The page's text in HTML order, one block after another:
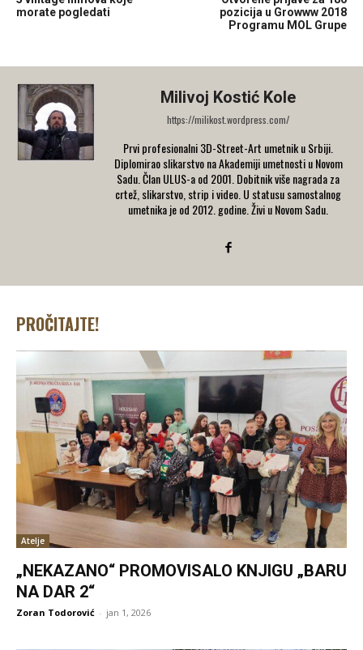
morate pogledati
pozicija u Growww 2018
Programu MOL Grupe
Milivoj Kostić Kole
https://milikost.wordpress.com/
Prvi profesionalni 3D-Street-Art umetnik u Srbiji.
Diplomirao slikarstvo na Akademiji umetnosti u Novom
Sadu. Član ULUS-a od 2001. Dobitnik više nagrada za
crtež, slikarstvo, strip i video. U statusu samostalnog
umetnika je od 2012. godine. Živi u Novom Sadu.
PROČITAJTE!
Atelje
„NEKAZANO“ PROMOVISALO KNJIGU „BARU
NA DAR 2“
Zoran Todorović - jan 1, 2026